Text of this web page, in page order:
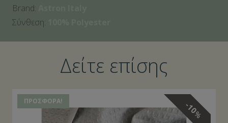
Brand:
Σύνθεση:
Δείτε επίσης
ΠΡΟΣΦΟΡΆ!
%
10